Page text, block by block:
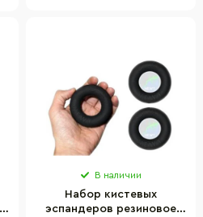
В наличии
Набор кистевых
эспандеров резиновое